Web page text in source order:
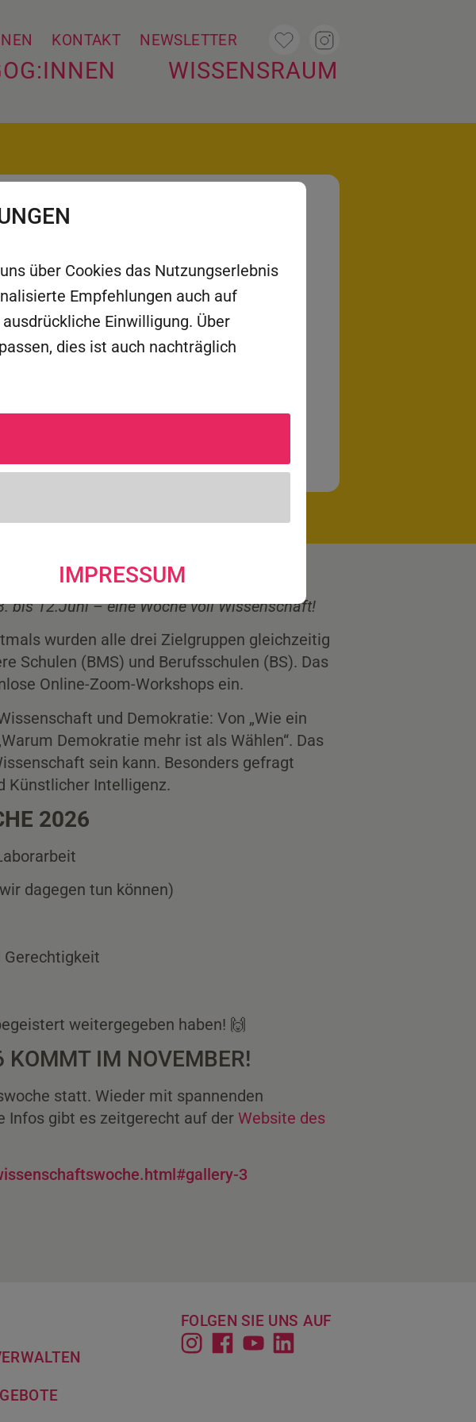
KONTAKT NEWSLETTER
WISSENSRAUM
Wissenschaftswoche 2026!
bis 12.Juni – eine Woche voll Wissenschaft!
wurden alle drei Zielgruppen gleichzeitig
Schulen (BMS) und Berufsschulen (BS). Das
Online-Zoom-Workshops ein.
und Demokratie: Von „Wie ein
Demokratie mehr ist als Wählen“. Das
sein kann. Besonders gefragt
Künstlicher Intelligenz.
2026
dagegen tun können)
Gerechtigkeit
weitergegeben haben! 🙌
KOMMT IM NOVEMBER!
statt. Wieder mit spannenden
Infos gibt es zeitgerecht auf der Website des
3
FOLGEN SIE UNS AUF
über Cookies das Nutzungserlebnis
Empfehlungen auch auf
Einwilligung. Über
dies ist auch nachträglich
IMPRESSUM